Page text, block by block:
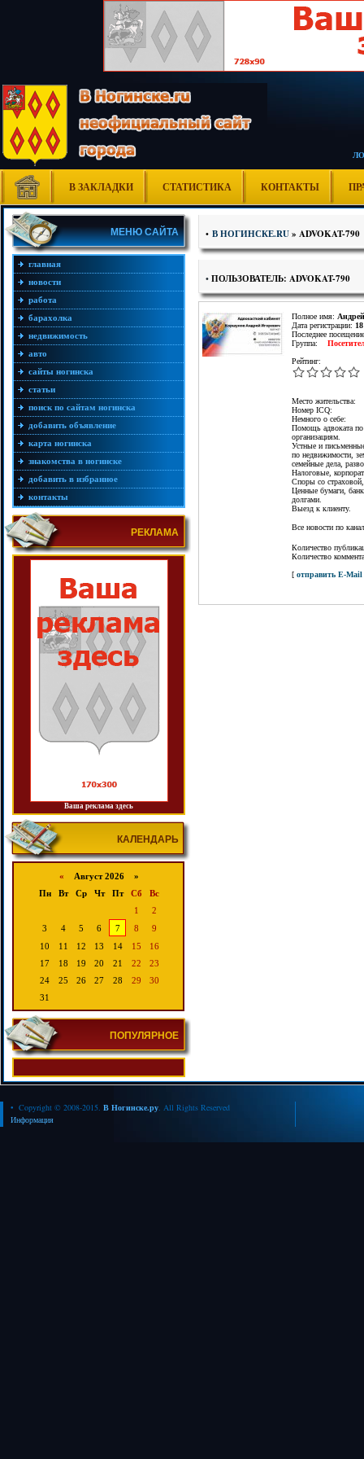
В ЗАКЛАДКИ СТАТИСТИКА КОНТАКТЫ
МЕНЮ САЙТА
главная
новости
работа
барахолка
недвижимость
авто
сайты ногинска
статьи
поиск по сайтам ногинска
добавить объявление
карта ногинска
знакомства в ногинске
добавить в избранное
контакты
РЕКЛАМА
Ваша реклама здесь
КАЛЕНДАРЬ
« Август 2026 »
Пн
Вт Ср Чт Пт Сб
Вс
1
2
3
4 5 6 7 8
9
10
11 12 13 14 15
16
17
18 19 20 21 22
23
24
25 26 27 28 29
30
31
ПОПУЛЯРНОЕ
• В НОГИНСКЕ.RU» ADVOKAT-790
• ПОЛЬЗОВАТЕЛЬ: ADVOKAT-790
Полное имя:
Дата регистрации:
Последнее
Группа:
Рейтинг:
Место жительства:
Номер ICQ:
Немного о себе:
Помощь адвоката
организациям.
Устные и
по недвижимости,
семейные дела,
Налоговые,
Споры со
Ценные бумаги,
долгами.
Выезд к клиенту.
Все новости по
Количество
Количество
[ отправить E-Mail
• Copyright © 2008-2015. В Ногинске.ру. All Rights Reserved
Информация